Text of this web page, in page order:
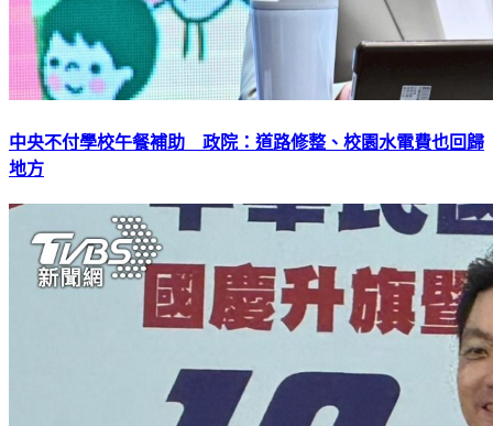
中央不付學校午餐補助 政院：道路修整、校園水電費也回歸
地方